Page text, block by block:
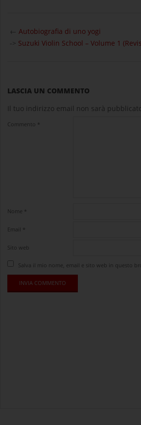
05-
09
← Autobiografia di uno yogi
-> Suzuki Violin School – Volume 1
LASCIA UN COMMENTO
Il tuo indirizzo email non sarà
Commento *
Nome *
Email *
Sito web
Salva il mio nome, email e sito web in questo